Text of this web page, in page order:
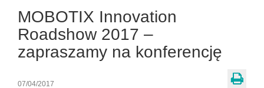
MOBOTIX Innovation
Roadshow 2017 –
zapraszamy na konferencję
07/04/2017